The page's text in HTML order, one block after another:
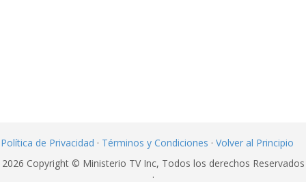
Política de Privacidad · Términos y Condiciones · Volver al Principio
2026 Copyright © Ministerio TV Inc, Todos los derechos Reservados
·